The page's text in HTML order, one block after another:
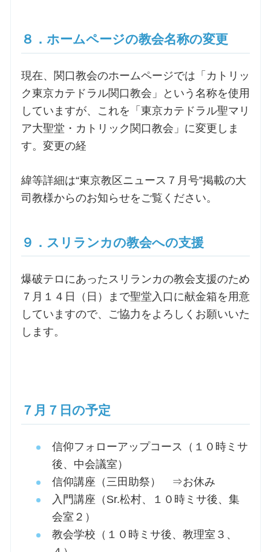
８．ホームページの教会名称の変更
現在、関口教会のホームページでは「カトリッ
ク東京カテドラル関口教会」という名称を使用
していますが、これを「東京カテドラル聖マリ
ア大聖堂・カトリック関口教会」に変更しま
す。変更の経
緯等詳細は“東京教区ニュース７月号”掲載の大
司教様からのお知らせをご覧ください。
９．スリランカの教会への支援
爆破テロにあったスリランカの教会支援のため
７月１４日（日）まで聖堂入口に献金箱を用意
していますので、ご協力をよろしくお願いいた
します。
７月７日の予定
信仰フォローアップコース（１０時ミサ
後、中会議室）
信仰講座（三田助祭） ⇒お休み
入門講座（Sr.松村、１０時ミサ後、集
会室２）
教会学校（１０時ミサ後、教理室３、